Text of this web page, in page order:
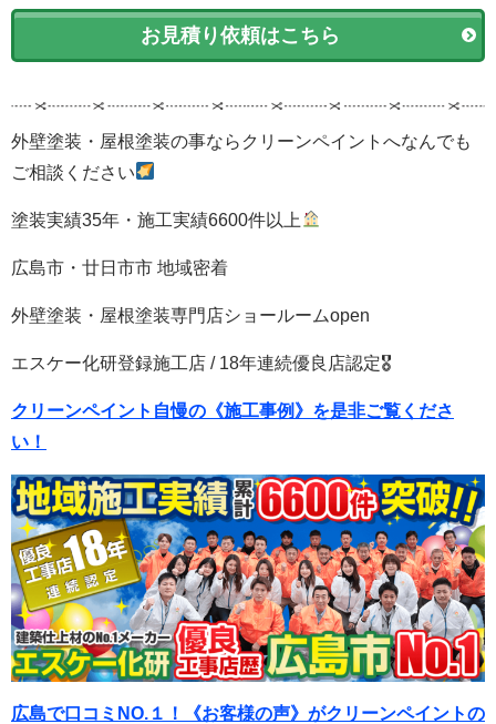
お見積り依頼はこちら
外壁塗装・屋根塗装の事ならクリーンペイントへなんでも
ご相談ください
塗装実績35年・施工実績6600件以上
広島市・廿日市市 地域密着
外壁塗装・屋根塗装専門店ショールームopen
エスケー化研登録施工店 / 18年連続優良店認定🎖
クリーンペイント自慢の《施工事例》を是非ご覧くださ
い！
広島で口コミNO.１！《お客様の声》がクリーンペイントの